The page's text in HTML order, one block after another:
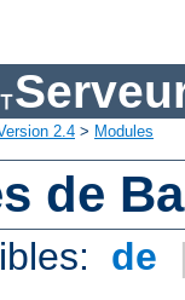
2.4 > Modules
de
de